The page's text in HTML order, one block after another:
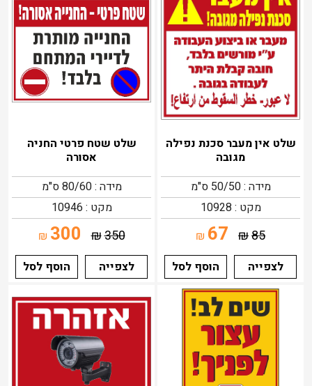
שלט אין מעבר סכנת נפילה
מגובה
מידה : 50/50 ס"מ
מקט : 10928
85
₪
67
₪
לצפייה
הוסף לסל
שלט שטח פרטי החניה
אסורה
מידה : 80/60 ס"מ
מקט : 10946
350
₪
300
₪
לצפייה
הוסף לסל